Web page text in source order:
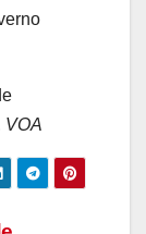
VOA